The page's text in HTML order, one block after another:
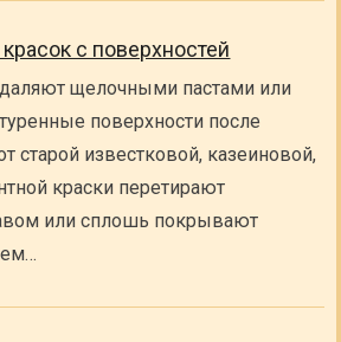
с поверхностей
щелочными пастами или
поверхности после
старой известковой, казеиновой,
краски перетирают
или сплошь покрывают